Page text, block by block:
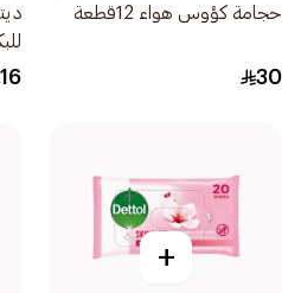
حجامة كؤوس هواء 12قطعة
30
+